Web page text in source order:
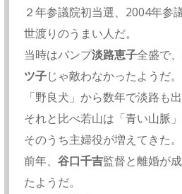
２年参議院初当選、2004年参
世渡りのうまい人だ。
当時はバンプ淡路恵子全盛で
ツ子じゃ敵わなかったようだ。
「野良犬」から数年で淡路も
それと比べ若山は「青い山脈
そのうち主婦役が増えてきた。
前年、谷口千吉監督と離婚が
たようだ。